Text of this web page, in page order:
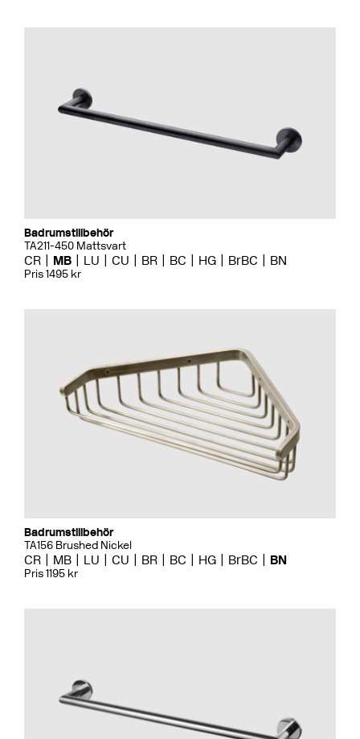
Badrumstillbehör
TA211-450 Mattsvart
CR MB LU CU BR BC HG BrBC BN
Pris 1495 kr
Badrumstillbehör
TA156 Brushed Nickel
CR MB LU CU BR BC HG BrBC BN
Pris 1195 kr